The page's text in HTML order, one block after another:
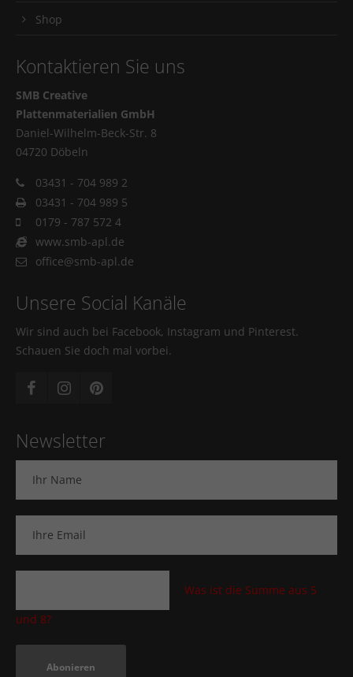
Shop
Kontaktieren Sie uns
SMB Creative
Plattenmaterialien GmbH
Daniel-Wilhelm-Beck-Str. 8
04720 Döbeln
03431 - 704 989 2
03431 - 704 989 5
0179 - 787 572 4
www.smb-apl.de
office@smb-apl.de
Unsere Social Kanäle
Wir sind auch bei Facebook, Instagram und Pinterest.
Schauen Sie doch mal vorbei.
Newsletter
Was ist die Summe aus 5
und 8?
Abonieren